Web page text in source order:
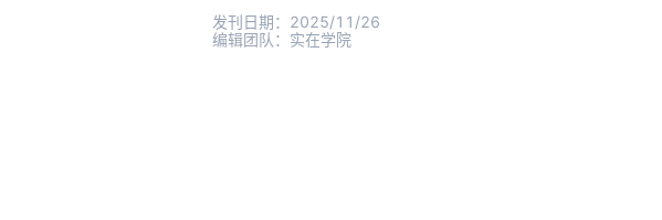
发刊日期： 2025/11/26
编辑团队： 实在学院